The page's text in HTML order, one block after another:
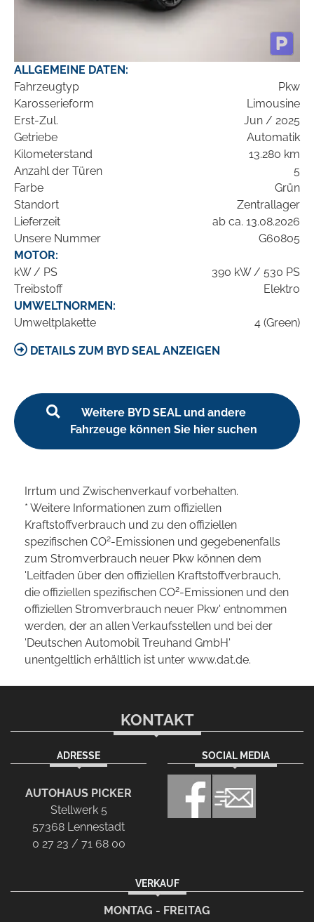
ALLGEMEINE DATEN:
Fahrzeugtyp
Pkw
Karosserieform
Limousine
Erst-Zul.
Jun / 2025
Getriebe
Automatik
Kilometerstand
13.280 km
Anzahl der Türen
5
Farbe
Grün
Standort
Zentrallager
Lieferzeit
ab ca. 13.08.2026
Unsere Nummer
G60805
MOTOR:
kW / PS
390 kW / 530 PS
Treibstoff
Elektro
UMWELTNORMEN:
Umweltplakette
4 (Green)
DETAILS ZUM BYD SEAL ANZEIGEN
Weitere BYD SEAL und andere
Fahrzeuge können Sie hier suchen
Irrtum und Zwischenverkauf vorbehalten.
* Weitere Informationen zum offiziellen
Kraftstoffverbrauch und zu den offiziellen
spezifischen CO2-Emissionen und gegebenenfalls
zum Stromverbrauch neuer Pkw können dem
'Leitfaden über den offiziellen Kraftstoffverbrauch,
die offiziellen spezifischen CO2-Emissionen und den
offiziellen Stromverbrauch neuer Pkw' entnommen
werden, der an allen Verkaufsstellen und bei der
'Deutschen Automobil Treuhand GmbH'
unentgeltlich erhältlich ist unter www.dat.de.
KONTAKT
ADRESSE
AUTOHAUS PICKER
Stellwerk 5
57368 Lennestadt
0 27 23 / 71 68 00
SOCIAL MEDIA
VERKAUF
MONTAG - FREITAG